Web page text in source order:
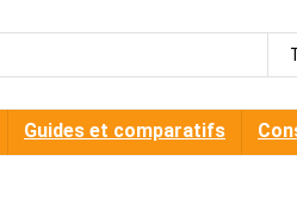
Guides et comparatifs